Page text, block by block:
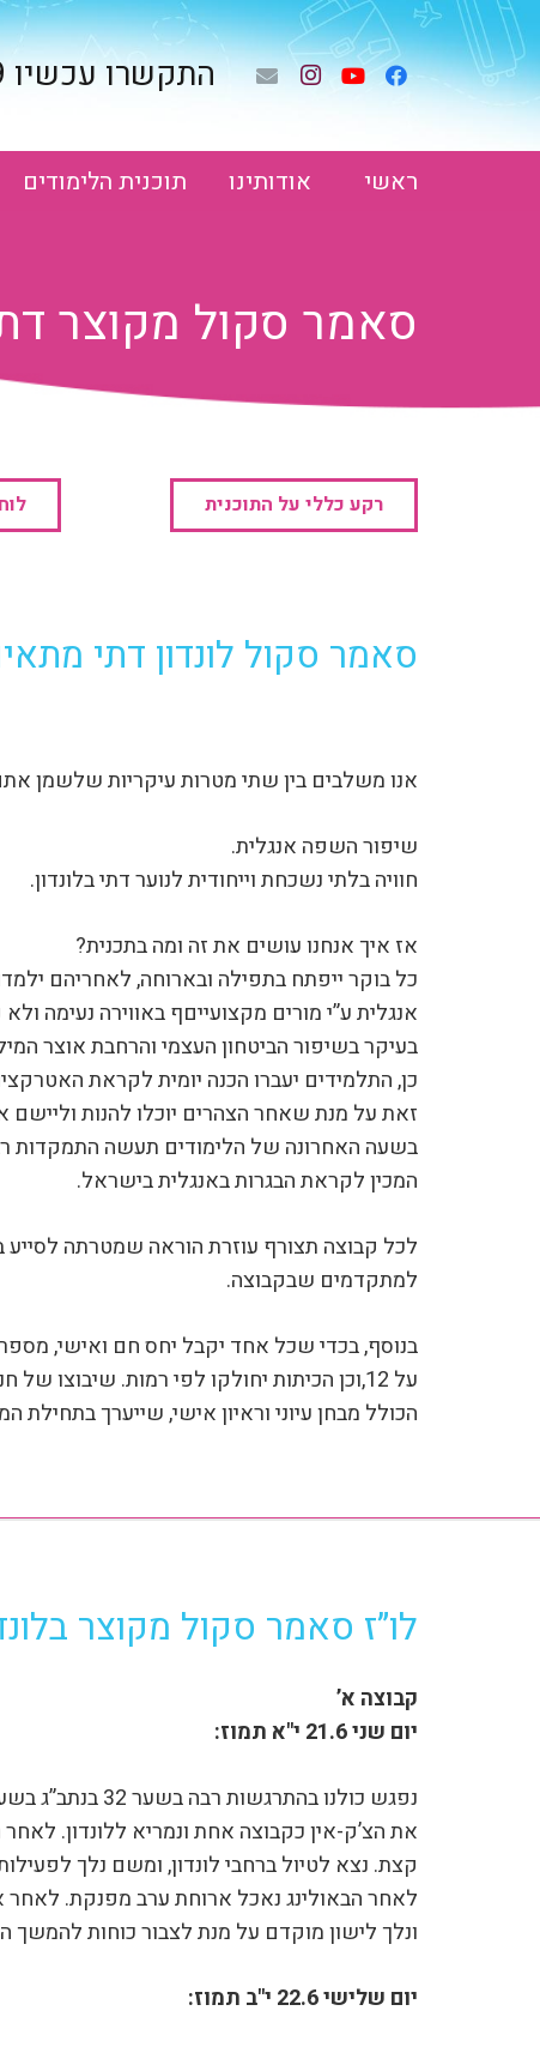
התקשרו עכשיו 02-672-3799
ראשי אודותינו תוכנית הלימודים
סאמר סקול מקוצר
רקע כללי על התוכנית
סאמר סקול לונדון דתי מתאים
אנו משלבים בין שתי מטרות עיקריות שלשמן
שיפור השפה אנגלית.
חוויה בלתי נשכחת וייחודית לנוער דתי בלונדון.
אז איך אנחנו עושים את זה ומה בתכנית?
אנגלית ע”י מורים מקצועייםף באווירה נעימה
בעיקר בשיפור הביטחון העצמי והרחבת אוצר
כן, התלמידים יעברו הכנה יומית לקראת
זאת על מנת שאחר הצהרים יוכלו להנות
בשעה האחרונה של הלימודים תעשה התמקדות
המכין לקראת הבגרות באנגלית בישראל.
לכל קבוצה תצורף עוזרת הוראה שמטרתה
למתקדמים שבקבוצה.
בנוסף, בכדי שכל אחד יקבל יחס חם ואישי,
על 12,וכן הכיתות יחולקו לפי רמות. שיבוצו
הכולל מבחן עיוני וראיון אישי, שייערך בתחילת
לו”ז סאמר סקול מקוצר
קבוצה א’
יום שני 21.6 י"א תמוז:
את הצ’ק-אין כקבוצה אחת ונמריא ללונדון. לאחר
קצת. נצא לטיול ברחבי לונדון, ומשם נלך
לאחר הבאולינג נאכל ארוחת ערב מפנקת. לאחר
ונלך לישון מוקדם על מנת לצבור כוחות להמשך
יום שלישי 22.6 י"ב תמוז: